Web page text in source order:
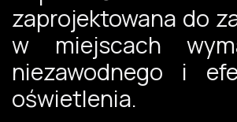
zaprojektowana do
w miejscach
niezawodnego i
oświetlenia.